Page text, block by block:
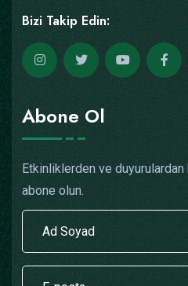
Bizi Takip Edin:
Abone Ol
Etkinliklerden ve
abone olun.